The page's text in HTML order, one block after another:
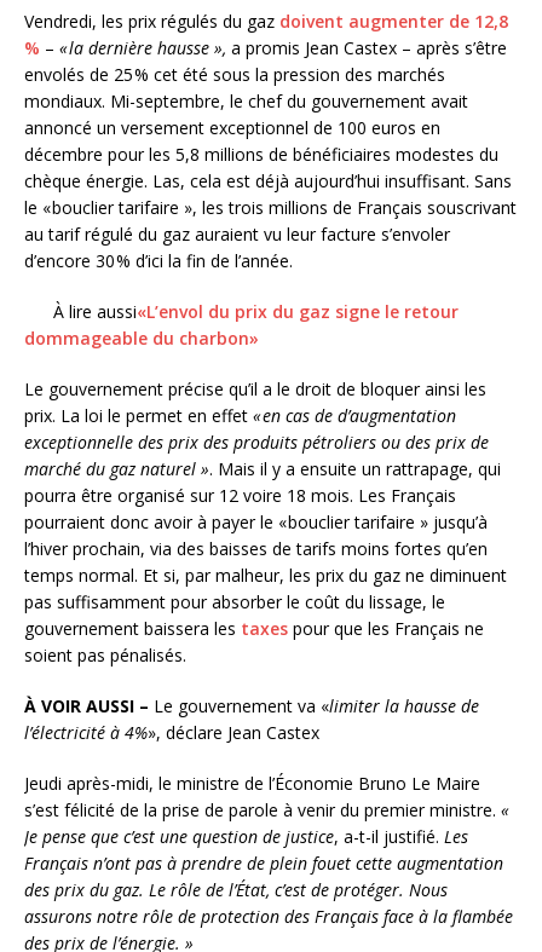
Vendredi, les prix régulés du gaz doivent augmenter de 12,8
% – « la dernière hausse », a promis Jean Castex – après s’être
envolés de 25 % cet été sous la pression des marchés
mondiaux. Mi-septembre, le chef du gouvernement avait
annoncé un versement exceptionnel de 100 euros en
décembre pour les 5,8 millions de bénéficiaires modestes du
chèque énergie. Las, cela est déjà aujourd’hui insuffisant. Sans
le « bouclier tarifaire », les trois millions de Français souscrivant
au tarif régulé du gaz auraient vu leur facture s’envoler
d’encore 30 % d’ici la fin de l’année.
À lire aussi«L’envol du prix du gaz signe le retour
dommageable du charbon»
Le gouvernement précise qu’il a le droit de bloquer ainsi les
prix. La loi le permet en effet « en cas de d’augmentation
exceptionnelle des prix des produits pétroliers ou des prix de
marché du gaz naturel ». Mais il y a ensuite un rattrapage, qui
pourra être organisé sur 12 voire 18 mois. Les Français
pourraient donc avoir à payer le « bouclier tarifaire » jusqu’à
l’hiver prochain, via des baisses de tarifs moins fortes qu’en
temps normal. Et si, par malheur, les prix du gaz ne diminuent
pas suffisamment pour absorber le coût du lissage, le
gouvernement baissera les taxes pour que les Français ne
soient pas pénalisés.
À VOIR AUSSI – Le gouvernement va «limiter la hausse de
l’électricité à 4%», déclare Jean Castex
Jeudi après-midi, le ministre de l’Économie Bruno Le Maire
s’est félicité de la prise de parole à venir du premier ministre. «
Je pense que c’est une question de justice, a-t-il justifié. Les
Français n’ont pas à prendre de plein fouet cette augmentation
des prix du gaz. Le rôle de l’État, c’est de protéger. Nous
assurons notre rôle de protection des Français face à la flambée
des prix de l’énergie. »